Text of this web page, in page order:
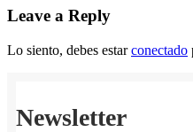
Leave a Reply
Lo siento, debes estarconectado
Newsletter